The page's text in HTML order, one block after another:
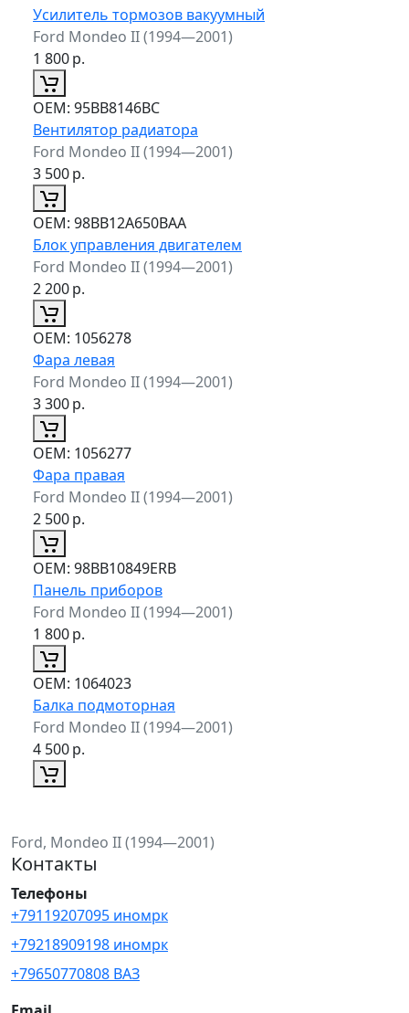
Усилитель тормозов вакуумный
Ford Mondeo II (1994—2001)
1 800р.
ОЕМ: 95BB8146BC
Вентилятор радиатора
Ford Mondeo II (1994—2001)
3 500р.
ОЕМ: 98BB12A650BAA
Блок управления двигателем
Ford Mondeo II (1994—2001)
2 200р.
ОЕМ: 1056278
Фара левая
Ford Mondeo II (1994—2001)
3 300р.
ОЕМ: 1056277
Фара правая
Ford Mondeo II (1994—2001)
2 500р.
ОЕМ: 98BB10849ERB
Панель приборов
Ford Mondeo II (1994—2001)
1 800р.
ОЕМ: 1064023
Балка подмоторная
Ford Mondeo II (1994—2001)
4 500р.
Ford, Mondeo II (1994—2001)
Контакты
Телефоны
+79119207095 иномрк
+79218909198 иномрк
+79650770808 ВАЗ